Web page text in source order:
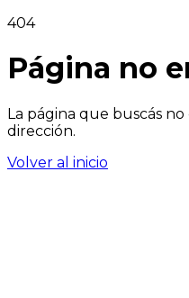
404
Página no
La página que buscás
dirección.
Volver al inicio